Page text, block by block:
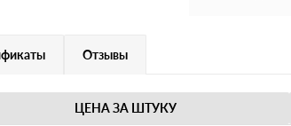
Отзывы
ЦЕНА ЗА ШТУКУ